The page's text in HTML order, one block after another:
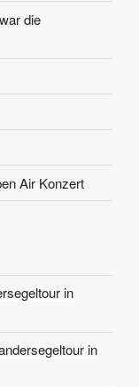
die
Air Konzert
in
in